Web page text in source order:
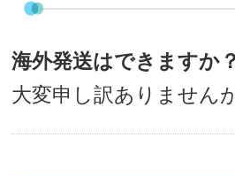
海外発送はできますか
大変申し訳ありません